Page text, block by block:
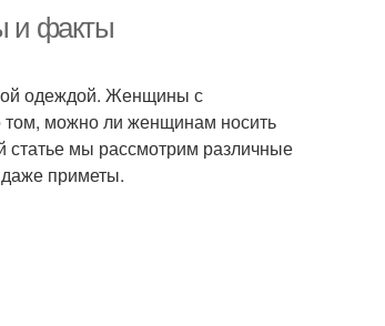
и факты
одеждой. Женщины с
том, можно ли женщинам носить
статье мы рассмотрим различные
приметы.